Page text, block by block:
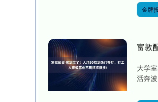
金牌
富敦
大学
活奔